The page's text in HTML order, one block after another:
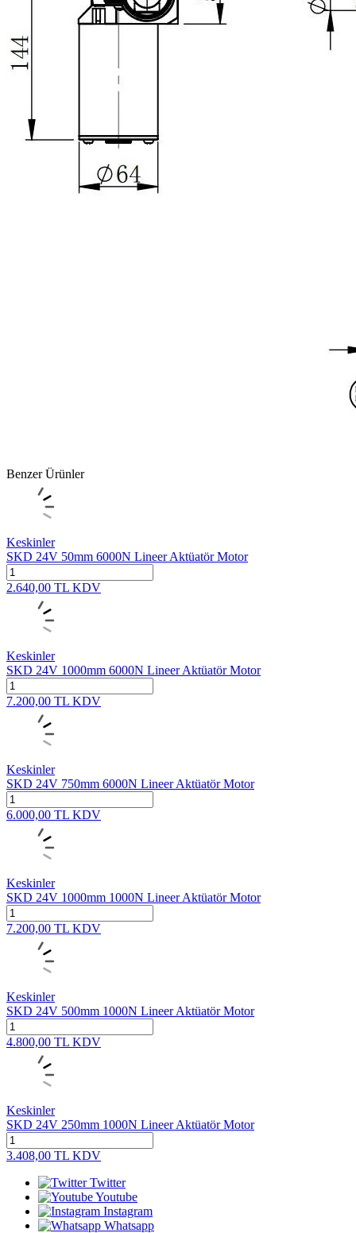
Benzer Ürünler
Keskinler
SKD 24V 50mm 6000N Lineer Aktüatör Motor
2.640,00 TL KDV
Keskinler
SKD 24V 1000mm 6000N Lineer Aktüatör Motor
7.200,00 TL KDV
Keskinler
SKD 24V 750mm 6000N Lineer Aktüatör Motor
6.000,00 TL KDV
Keskinler
SKD 24V 1000mm 1000N Lineer Aktüatör Motor
7.200,00 TL KDV
Keskinler
SKD 24V 500mm 1000N Lineer Aktüatör Motor
4.800,00 TL KDV
Keskinler
SKD 24V 250mm 1000N Lineer Aktüatör Motor
3.408,00 TL KDV
Twitter
Youtube
Instagram
Whatsapp